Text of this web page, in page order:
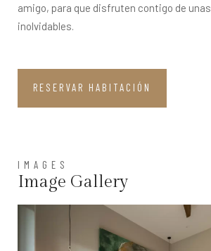
amigo, para que disfruten contigo de
inolvidables.
RESERVAR HABITACIÓN
IMAGES
Image Gallery